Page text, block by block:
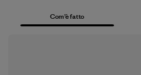
Com’è fatto